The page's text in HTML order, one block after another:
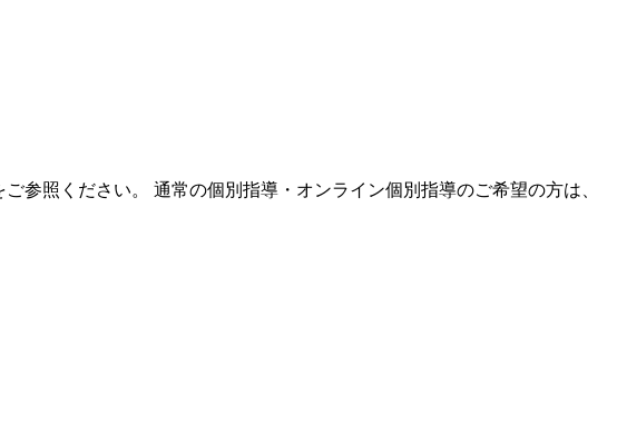
参照ください。 通常の個別指導・オンライン個別指導のご希望の方は、